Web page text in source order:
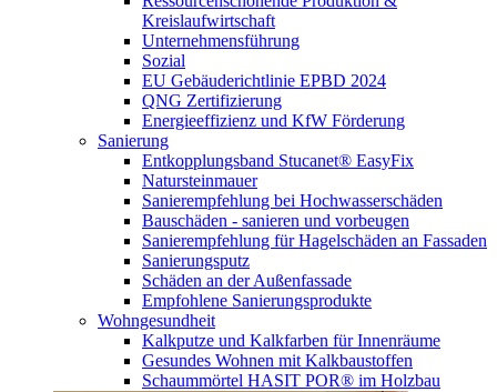
Kreislaufwirtschaft
Unternehmensführung
Sozial
EU Gebäuderichtlinie EPBD 2024
QNG Zertifizierung
Energieeffizienz und KfW Förderung
Sanierung
Entkopplungsband Stucanet® EasyFix
Natursteinmauer
Sanierempfehlung bei Hochwasserschäden
Bauschäden - sanieren und vorbeugen
Sanierempfehlung für Hagelschäden an Fassaden
Sanierungsputz
Schäden an der Außenfassade
Empfohlene Sanierungsprodukte
Wohngesundheit
Kalkputze und Kalkfarben für Innenräume
Gesundes Wohnen mit Kalkbaustoffen
Schaummörtel HASIT POR® im Holzbau